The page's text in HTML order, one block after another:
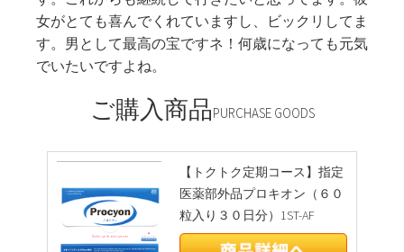
女がとても喜んでくれていますし、ビックリしてま
す。男として最高の宝ですネ！何歳になっても元気
でいたいですよね。
ご購入商品PURCHASE GOODS
【トクトク定期コース】指定
医薬部外品プロキオン（６０
粒入り３０日分）1ST-AF